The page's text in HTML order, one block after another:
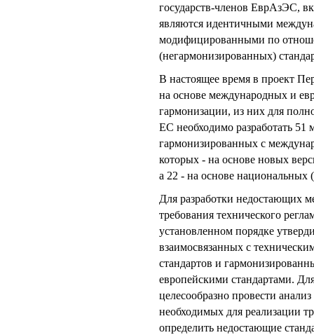
государств-членов ЕврАзЭС,
являются идентичными
модифицированными по
(негармонизированных)
В настоящее время в проект
на основе международных и
гармонизации, из них для
ЕС необходимо разработать 51
гармонизированных с
которых - на основе новых
а 22 - на основе национальных
Для разработки недостающих
требования технического
установленном порядке
взаимосвязанных с
стандартов и
европейскими стандартами.
целесообразно провести
необходимых для реализации
определить недостающие